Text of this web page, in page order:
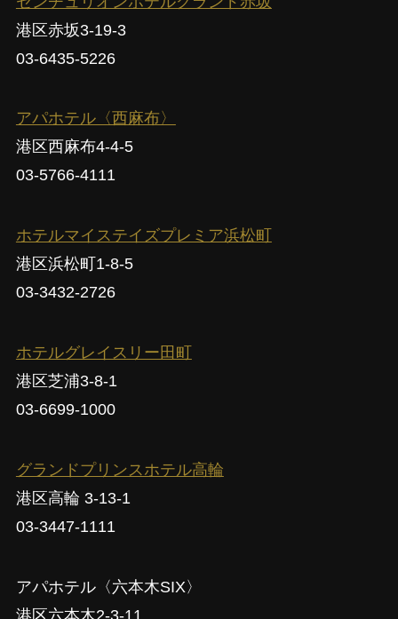
港区赤坂3-19-3
03-6435-5226
アパホテル〈西麻布〉
港区西麻布4-4-5
03-5766-4111
ホテルマイステイズプレミア浜松町
港区浜松町1-8-5
03-3432-2726
ホテルグレイスリー田町
港区芝浦3-8-1
03-6699-1000
グランドプリンスホテル高輪
港区高輪 3-13-1
03-3447-1111
アパホテル〈六本木SIX〉
港区六本木2-3-11